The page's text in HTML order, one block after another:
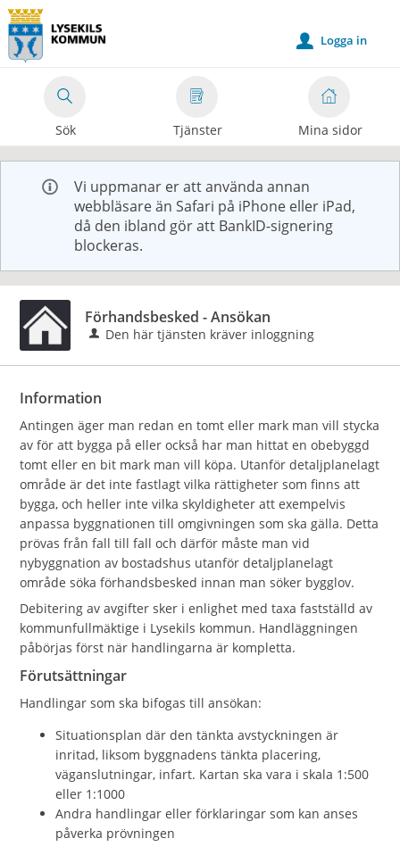
Välkommen
till
e-
tjänster
Lysekils
kommun
Sök Tjänster Mina sidor
u Logga in
Vi uppmanar er att använda annan
webbläsare än Safari på iPhone eller iPad,
då den ibland gör att BankID-signering
blockeras.
Förhandsbesked - Ansökan
Den här tjänsten kräver inloggning
Information
Antingen äger man redan en tomt eller mark man vill stycka
av för att bygga på eller också har man hittat en obebyggd
tomt eller en bit mark man vill köpa. Utanför detaljplanelagt
område är det inte fastlagt vilka rättigheter som finns att
bygga, och heller inte vilka skyldigheter att exempelvis
anpassa byggnationen till omgivningen som ska gälla. Detta
prövas från fall till fall och därför måste man vid
nybyggnation av bostadshus utanför detaljplanelagt
område söka förhandsbesked innan man söker bygglov.
Debitering av avgifter sker i enlighet med taxa fastställd av
kommunfullmäktige i Lysekils kommun. Handläggningen
påbörjas först när handlingarna är kompletta.
Förutsättningar
Handlingar som ska bifogas till ansökan:
Situationsplan där den tänkta avstyckningen är
inritad, liksom byggnadens tänkta placering,
väganslutningar, infart. Kartan ska vara i skala 1:500
eller 1:1000
Andra handlingar eller förklaringar som kan anses
påverka prövningen